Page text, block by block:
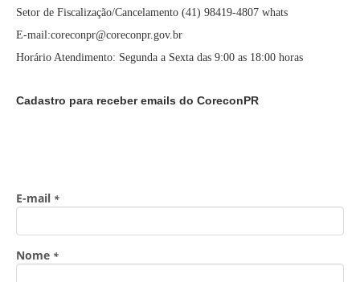
Setor de Fiscalização/Cancelamento (41) 98419-4807 whats
E-mail:coreconpr@coreconpr.gov.br
Horário Atendimento: Segunda a Sexta das 9:00 as 18:00 horas
Cadastro para receber emails do CoreconPR